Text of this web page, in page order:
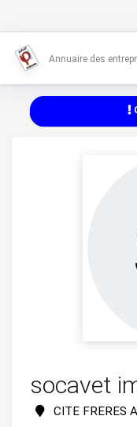
Annuaire des
socavet
CITE FRERES